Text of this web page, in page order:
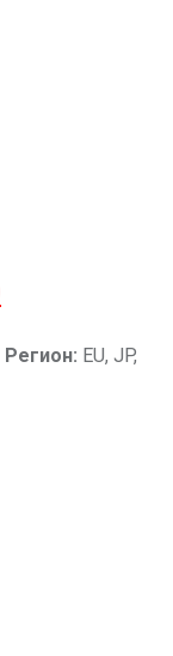
Регион: EU, JP,